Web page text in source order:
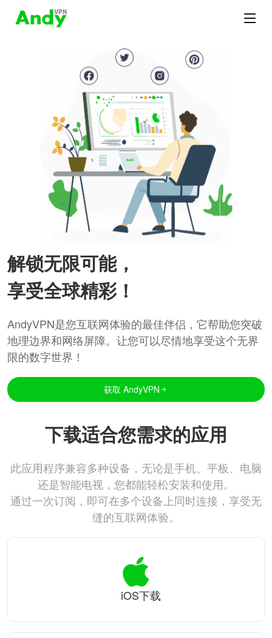
解锁无限可能，
享受全球精彩！
AndyVPN是您互联网体验的最佳伴侣，它帮助您突破
地理边界和网络屏障。让您可以尽情地享受这个无界
限的数字世界！
获取 AndyVPN
下载适合您需求的应用
此应用程序兼容多种设备，无论是手机、平板、电脑
还是智能电视，您都能轻松安装和使用。
通过一次订阅，即可在多个设备上同时连接，享受无
缝的互联网体验。
iOS下载